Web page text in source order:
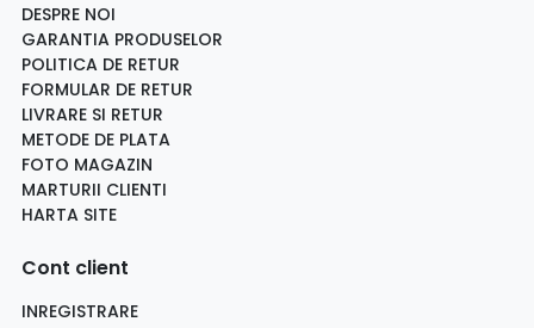
DESPRE NOI
GARANTIA PRODUSELOR
POLITICA DE RETUR
FORMULAR DE RETUR
LIVRARE SI RETUR
METODE DE PLATA
FOTO MAGAZIN
MARTURII CLIENTI
HARTA SITE
Cont client
INREGISTRARE